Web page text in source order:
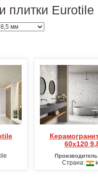
плитки Eurotile
Керамогранит Eurotile
60х120
Страна: